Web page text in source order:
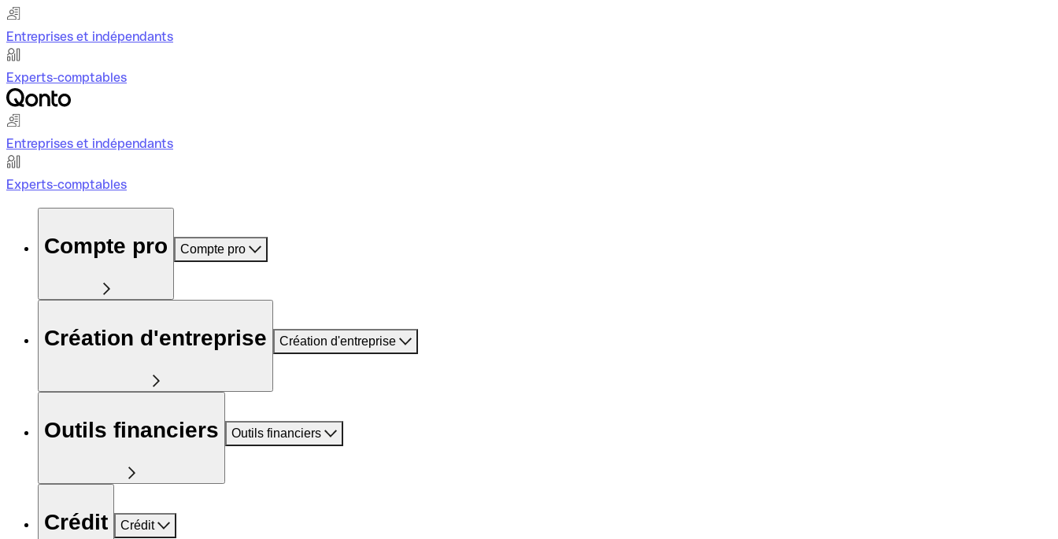
Entreprises et indépendants
Experts-comptables
Entreprises et indépendants
Experts-comptables
Compte pro Compte pro
Création d'entreprise Création d'entreprise
Outils financiers Outils financiers
Crédit Crédit